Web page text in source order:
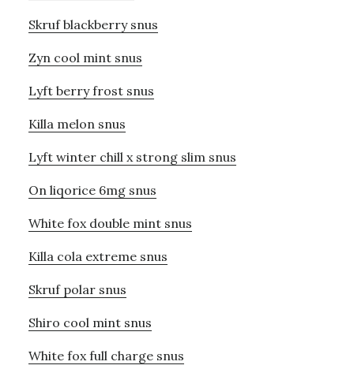
Skruf blackberry snus
Zyn cool mint snus
Lyft berry frost snus
Killa melon snus
Lyft winter chill x strong slim snus
On liqorice 6mg snus
White fox double mint snus
Killa cola extreme snus
Skruf polar snus
Shiro cool mint snus
White fox full charge snus